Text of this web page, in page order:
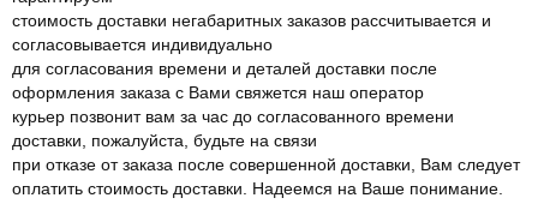
стоимость доставки негабаритных заказов рассчитывается и
согласовывается индивидуально
для согласования времени и деталей доставки после
оформления заказа с Вами свяжется наш оператор
курьер позвонит вам за час до согласованного времени
доставки, пожалуйста, будьте на связи
при отказе от заказа после совершенной доставки, Вам следует
оплатить стоимость доставки. Надеемся на Ваше понимание.